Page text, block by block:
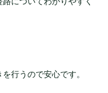
行うので安心です。